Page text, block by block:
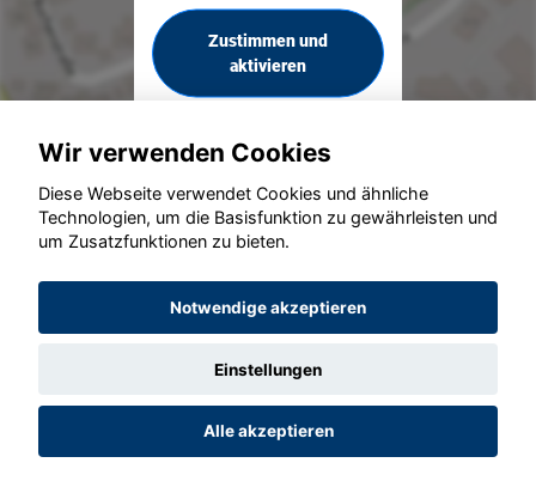
Zustimmen und
aktivieren
© konjunkturmotor.de GmbH 2020 - 2026
Wir verwenden Cookies
Diese Webseite verwendet Cookies und ähnliche
Technologien, um die Basisfunktion zu gewährleisten und
um Zusatzfunktionen zu bieten.
Notwendige akzeptieren
Einstellungen
Alle akzeptieren